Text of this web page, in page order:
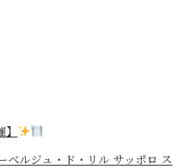
ベルジュ・ド・リル サッポロ ス